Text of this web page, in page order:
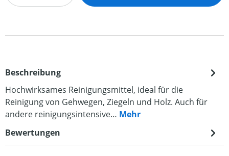
Beschreibung
Hochwirksames Reinigungsmittel, ideal für die
Reinigung von Gehwegen, Ziegeln und Holz. Auch für
andere reinigungsintensive… Mehr
Bewertungen